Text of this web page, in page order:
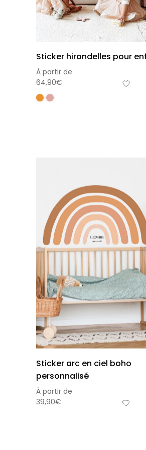
Sticker hirondelles pour
À partir de
64,90€
Sticker arc en ciel boho
personnalisé
À partir de
39,90€